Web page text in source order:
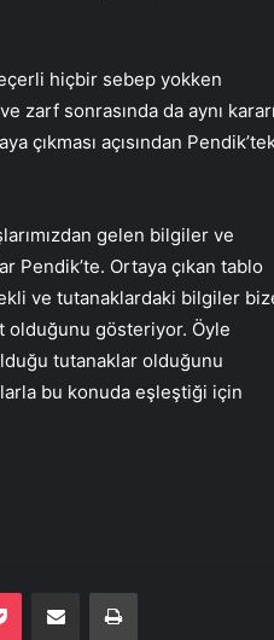
hiçbir sebep yokken
zarf sonrasında da aynı kararı
açısından
gelen bilgiler ve
Pendik’te. Ortaya çıkan tablo
ve tutanaklardaki bilgiler
olduğunu gösteriyor. Öyle
tutanaklar olduğunu
bu konuda eşleştiği için
Pocket E-Posta ile paylaş Yazdır